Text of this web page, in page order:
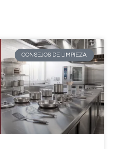
CONSEJOS DE LIMPIEZA